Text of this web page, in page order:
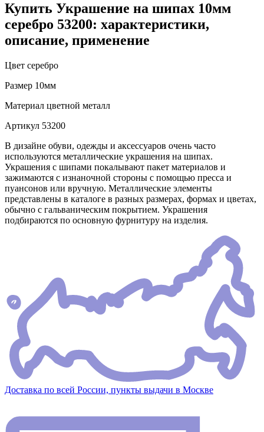
Купить Украшение на шипах 10мм
серебро 53200: характеристики,
описание, применение
Цвет серебро
Размер 10мм
Материал цветной металл
Артикул 53200
В дизайне обуви, одежды и аксессуаров очень часто
используются металлические украшения на шипах.
Украшения с шипами покалывают пакет материалов и
зажимаются с изнаночной стороны с помощью пресса и
пуансонов или вручную. Металлические элементы
представлены в каталоге в разных размерах, формах и цветах,
обычно с гальваническим покрытием. Украшения
подбираются по основную фурнитуру на изделия.
Доставка по всей России, пункты выдачи в Москве